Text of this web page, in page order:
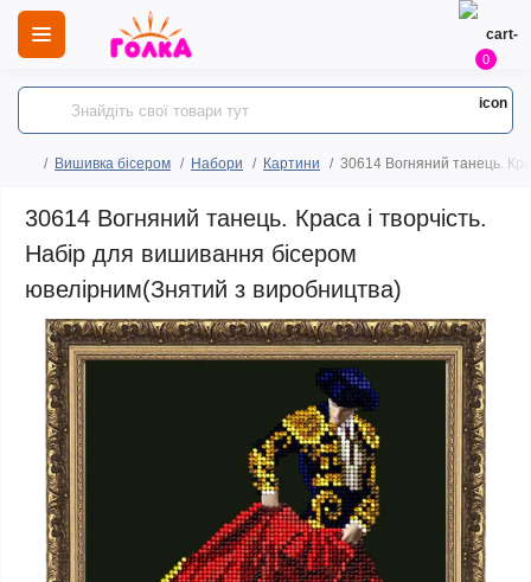
0
Вишивка бісером Набори Картини 30614 Вогняний танець.
30614 Вогняний танець. Краса і творчість.
Набір для вишивання бісером
ювелірним(Знятий з виробництва)